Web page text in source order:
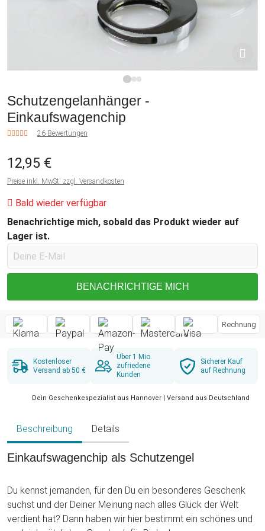
Schutzengelanhänger -
Einkaufswagenchip
26 Bewertungen
12,95 €
Preise inkl. MwSt. zzgl. Versandkosten
Bald wieder verfügbar
Benachrichtige mich, sobald das Produkt wieder auf
Lager ist.
BENACHRICHTIGE MICH
Rechnung
Kostenloser
Versand ab 50 €
Über 1 Mio.
zufriedene
Kunden
Sicherer Kauf
auf Rechnung
Dein Geschenkespezialist aus Hannover | Versand aus Deutschland
Beschreibung Details
Einkaufswagenchip als Schutzengel
Du kennst jemanden, für den Du ein besonderes Geschenk
suchst und der Deiner Meinung nach alles Glück der Welt
verdient hat? Dann haben wir hier bestimmt ein schönes und